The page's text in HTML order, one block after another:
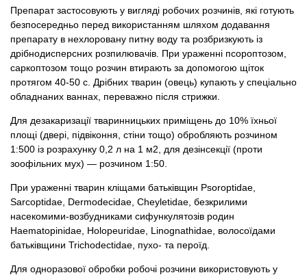
Препарат застосовують у вигляді робочих розчинів, які готують
безпосередньо перед використанням шляхом додавання
препарату в нехлоровану питну воду та розбризкують із
дрібнодисперсних розпилювачів. При ураженні псороптозом,
саркоптозом тощо розчин втирають за допомогою щіток
протягом 40-50 с. Дрібних тварин (овець) купають у спеціально
обладнаних ваннах, переважно після стрижки.
Для дезакаризації тваринницьких приміщень до 10% їхньої
площі (двері, підвіконня, стіни тощо) обробляють розчином
1:500 із розрахунку 0,2 л на 1 м2, для дезінсекції (проти
зоофільних мух) — розчином 1:50.
При ураженні тварин кліщами батьківщин Psoroptidae,
Sarcoptidae, Dermodecidae, Cheyletidae, безкрилими
насекомими-возбудниками сифункулятозів родин
Haematopinidae, Holopeuridae, Linognathidae, волосоїдами
батьківщини Trichodectidae, пухо- та пероїд.
Для одноразової обробки робочі розчини використовують у